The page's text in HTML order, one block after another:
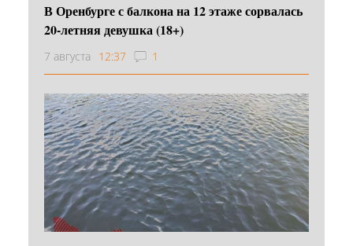
В Оренбурге с балкона на 12 этаже сорвалась
20-летняя девушка (18+)
7 августа 12:37 1